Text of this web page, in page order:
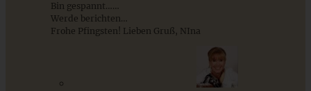
Bin gespannt……
Werde berichten…
Frohe Pfingsten! Lieben Gruß, NIna